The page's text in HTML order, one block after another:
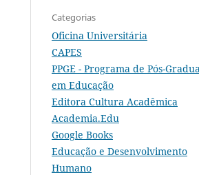
Categorias
Oficina Universitária
CAPES
PPGE - Programa de Pós-
em Educação
Editora Cultura Acadêmica
Academia.Edu
Google Books
Educação e Desenvolvimento
Humano